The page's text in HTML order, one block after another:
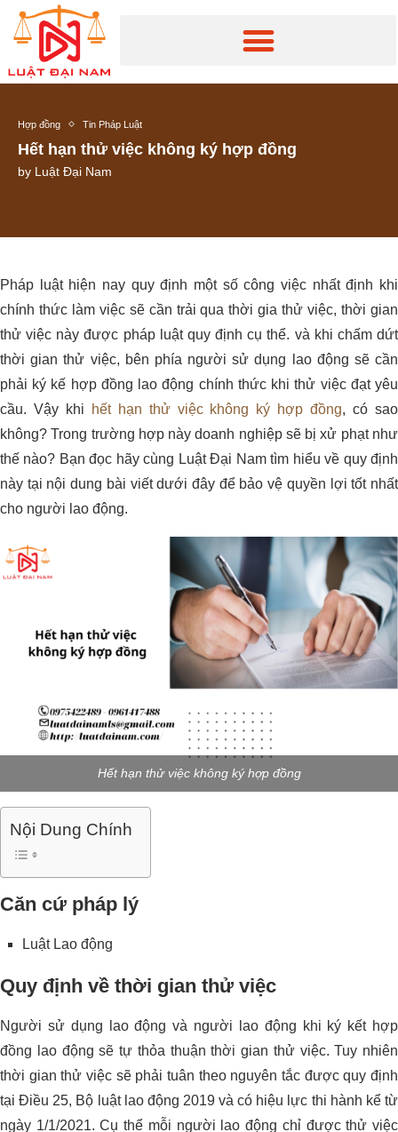
Hợp đồng Tin Pháp Luật
Hết hạn thử việc không ký hợp đồng
by Luật Đại Nam
Pháp luật hiện nay quy định một số công việc nhất định khi
chính thức làm việc sẽ cần trải qua thời gia thử việc, thời gian
thử việc này được pháp luật quy định cụ thể. và khi chấm dứt
thời gian thử việc, bên phía người sử dụng lao động sẽ cần
phải ký kế hợp đồng lao động chính thức khi thử việc đạt yêu
cầu. Vậy khi
hết hạn thử việc không ký hợp đồng, có sao
không? Trong trường hợp này doanh nghiệp sẽ bị xử phạt như
thế nào? Bạn đọc hãy cùng Luật Đại Nam tìm hiểu về quy định
này tại nội dung bài viết dưới đây để bảo vệ quyền lợi tốt nhất
cho người lao động.
Hết hạn thử việc không ký hợp đồng
Nội Dung Chính
Căn cứ pháp lý
Luật Lao động
Quy định về thời gian thử việc
Người sử dụng lao động và người lao động khi ký kết hợp
đồng lao động sẽ tự thỏa thuận thời gian thử việc. Tuy nhiên
thời gian thử việc sẽ phải tuân theo nguyên tắc được quy định
tại Điều 25, Bộ luật lao động 2019 và có hiệu lực thi hành kể từ
ngày 1/1/2021. Cụ thể mỗi người lao động chỉ được thử việc